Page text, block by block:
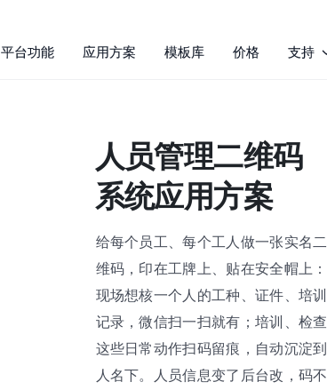
平台功能 应用方案 模板库 价格 支持
人员管理二维码
系统应用方案
给每个员工、每个工人做一张实名二
维码，印在工牌上、贴在安全帽上：
现场想核一个人的工种、证件、培训
记录，微信扫一扫就有；培训、检查
这些日常动作扫码留痕，自动沉淀到
人名下。人员信息变了后台改，码不